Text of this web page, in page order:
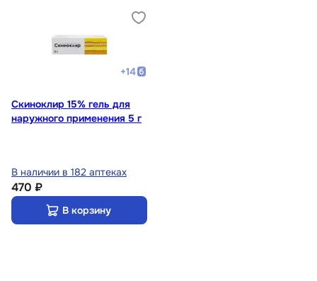
+14
Скиноклир 15% гель для
наружного применения 5 г
В наличии в 182 аптеках
470 ₽
В корзину